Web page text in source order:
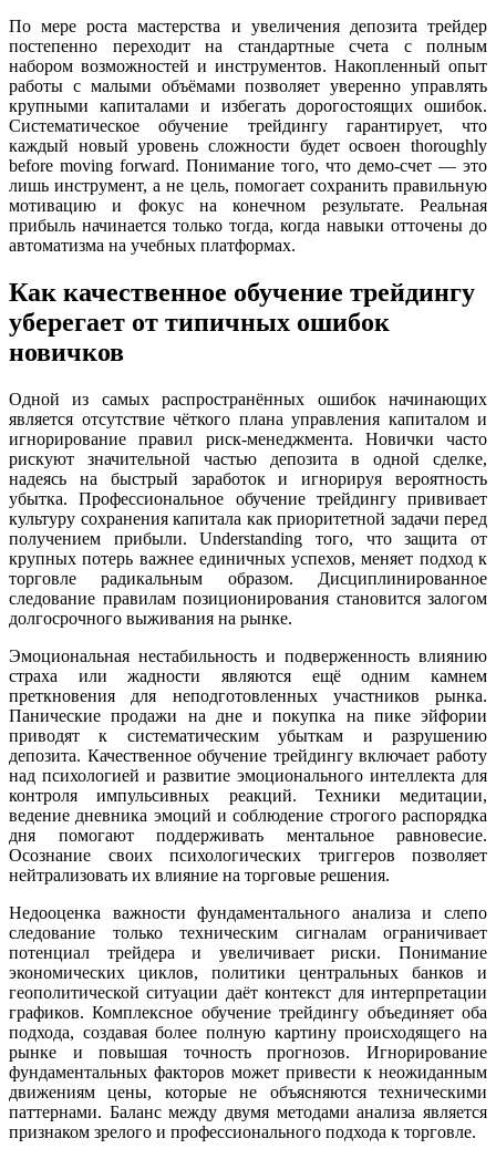
По мере роста мастерства и увеличения депозита трейдер
постепенно переходит на стандартные счета с полным
набором возможностей и инструментов. Накопленный опыт
работы с малыми объёмами позволяет уверенно управлять
крупными капиталами и избегать дорогостоящих ошибок.
Систематическое обучение трейдингу гарантирует, что
каждый новый уровень сложности будет освоен thoroughly
before moving forward. Понимание того, что демо-счет — это
лишь инструмент, а не цель, помогает сохранить правильную
мотивацию и фокус на конечном результате. Реальная
прибыль начинается только тогда, когда навыки отточены до
автоматизма на учебных платформах.
Как качественное обучение трейдингу
уберегает от типичных ошибок
новичков
Одной из самых распространённых ошибок начинающих
является отсутствие чёткого плана управления капиталом и
игнорирование правил риск-менеджмента. Новички часто
рискуют значительной частью депозита в одной сделке,
надеясь на быстрый заработок и игнорируя вероятность
убытка. Профессиональное обучение трейдингу прививает
культуру сохранения капитала как приоритетной задачи перед
получением прибыли. Understanding того, что защита от
крупных потерь важнее единичных успехов, меняет подход к
торговле радикальным образом. Дисциплинированное
следование правилам позиционирования становится залогом
долгосрочного выживания на рынке.
Эмоциональная нестабильность и подверженность влиянию
страха или жадности являются ещё одним камнем
преткновения для неподготовленных участников рынка.
Панические продажи на дне и покупка на пике эйфории
приводят к систематическим убыткам и разрушению
депозита. Качественное обучение трейдингу включает работу
над психологией и развитие эмоционального интеллекта для
контроля импульсивных реакций. Техники медитации,
ведение дневника эмоций и соблюдение строгого распорядка
дня помогают поддерживать ментальное равновесие.
Осознание своих психологических триггеров позволяет
нейтрализовать их влияние на торговые решения.
Недооценка важности фундаментального анализа и слепо
следование только техническим сигналам ограничивает
потенциал трейдера и увеличивает риски. Понимание
экономических циклов, политики центральных банков и
геополитической ситуации даёт контекст для интерпретации
графиков. Комплексное обучение трейдингу объединяет оба
подхода, создавая более полную картину происходящего на
рынке и повышая точность прогнозов. Игнорирование
фундаментальных факторов может привести к неожиданным
движениям цены, которые не объясняются техническими
паттернами. Баланс между двумя методами анализа является
признаком зрелого и профессионального подхода к торговле.